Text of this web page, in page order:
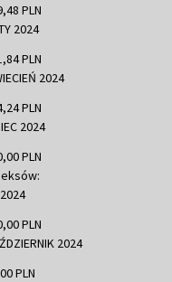
PLN
2024
PLN
2024
PLN
2024
PLN
PLN
2024
PLN